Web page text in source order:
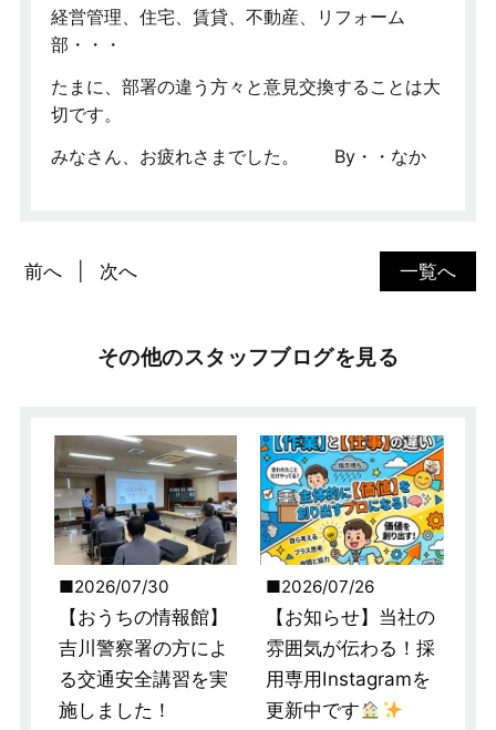
経営管理、住宅、賃貸、不動産、リフォーム
部・・・
たまに、部署の違う方々と意見交換することは大
切です。
みなさん、お疲れさまでした。 By・・なか
一覧へ
前へ 次へ
その他のスタッフブログを見る
2026/07/30
【おうちの情報館】
吉川警察署の方によ
る交通安全講習を実
施しました！
2026/07/26
【お知らせ】当社の
雰囲気が伝わる！採
用専用Instagramを
更新中です